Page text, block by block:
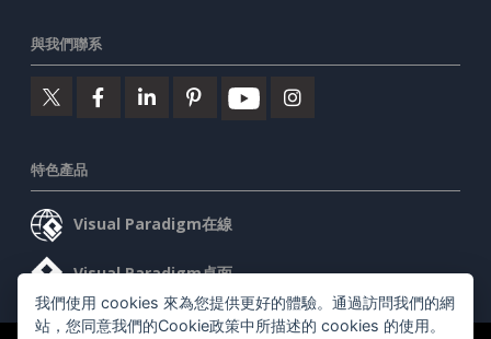
與我們聯系
特色產品
Visual Paradigm在線
Visual Paradigm桌面
我們使用 cookies 來為您提供更好的體驗。通過訪問我們的網
站，您同意我們的Cookie政策中所描述的 cookies 的使用。